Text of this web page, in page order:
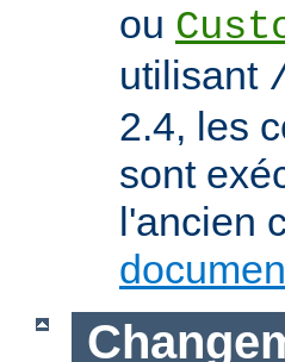
ou
utilisant
2.4, les
sont
l'ancien